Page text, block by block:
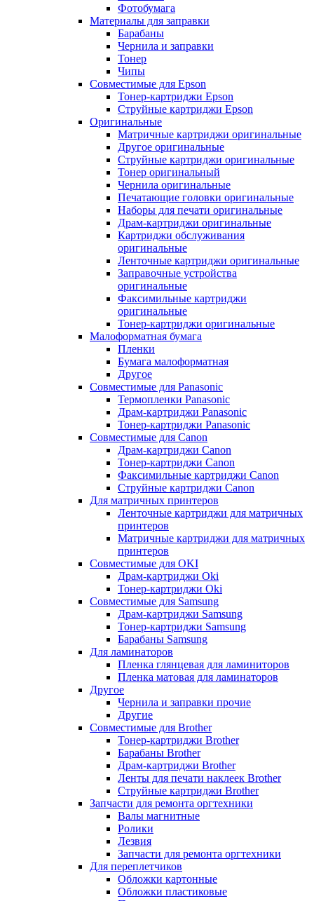
Фотобумага
Материалы для заправки
Барабаны
Чернила и заправки
Тонер
Чипы
Совместимые для Epson
Тонер-картриджи Epson
Струйные картриджи Epson
Оригинальные
Матричные картриджи оригинальные
Другое оригинальные
Струйные картриджи оригинальные
Тонер оригинальный
Чернила оригинальные
Печатающие головки оригинальные
Наборы для печати оригинальные
Драм-картриджи оригинальные
Картриджи обслуживания
оригинальные
Ленточные картриджи оригинальные
Заправочные устройства
оригинальные
Факсимильные картриджи
оригинальные
Тонер-картриджи оригинальные
Малоформатная бумага
Пленки
Бумага малоформатная
Другое
Совместимые для Panasonic
Термопленки Panasonic
Драм-картриджи Panasonic
Тонер-картриджи Panasonic
Совместимые для Canon
Драм-картриджи Canon
Тонер-картриджи Canon
Факсимильные картриджи Canon
Струйные картриджи Canon
Для матричных принтеров
Ленточные картриджи для матричных
принтеров
Матричные картриджи для матричных
принтеров
Совместимые для OKI
Драм-картриджи Oki
Тонер-картриджи Oki
Совместимые для Samsung
Драм-картриджи Samsung
Тонер-картриджи Samsung
Барабаны Samsung
Для ламинаторов
Пленка глянцевая для ламиниторов
Пленка матовая для ламинаторов
Другое
Чернила и заправки прочие
Другие
Совместимые для Brother
Тонер-картриджи Brother
Барабаны Brother
Драм-картриджи Brother
Ленты для печати наклеек Brother
Струйные картриджи Brother
Запчасти для ремонта оргтехники
Валы магнитные
Ролики
Лезвия
Запчасти для ремонта оргтехники
Для переплетчиков
Обложки картонные
Обложки пластиковые